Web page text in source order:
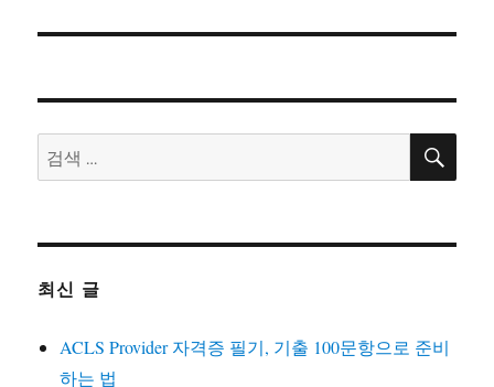
검
색:
검
최신 글
ACLS Provider 자격증 필기, 기출 100문항으로 준비
하는 법